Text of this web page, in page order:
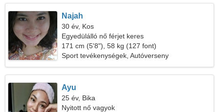
Najah
30 év, Kos
Egyedülálló nő férjet keres
171 cm (5'8"), 58 kg (127 font)
Sport tevékenységek, Autóverseny
Ayu
25 év, Bika
Nyitott nő vagyok